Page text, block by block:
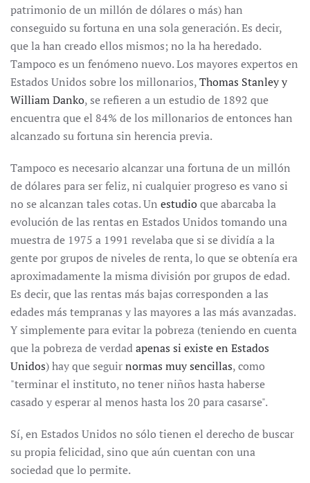
patrimonio de un millón de dólares o más) han
conseguido su fortuna en una sola generación. Es decir,
que la han creado ellos mismos; no la ha heredado.
Tampoco es un fenómeno nuevo. Los mayores expertos en
Estados Unidos sobre los millonarios,Thomas Stanley y
William Danko, se refieren a un estudio de 1892 que
encuentra que el 84% de los millonarios de entonces han
alcanzado su fortuna sin herencia previa.
Tampoco es necesario alcanzar una fortuna de un millón
de dólares para ser feliz, ni cualquier progreso es vano si
no se alcanzan tales cotas. Un estudioque abarcaba la
evolución de las rentas en Estados Unidos tomando una
muestra de 1975 a 1991 revelaba que si se dividía a la
gente por grupos de niveles de renta, lo que se obtenía era
aproximadamente la misma división por grupos de edad.
Es decir, que las rentas más bajas corresponden a las
edades más tempranas y las mayores a las más avanzadas.
Y simplemente para evitar la pobreza (teniendo en cuenta
que la pobreza de verdadapenas si existe en Estados
Unidos) hay que seguirnormas muy sencillas, como
"terminar el instituto, no tener niños hasta haberse
casado y esperar al menos hasta los 20 para casarse".
Sí, en Estados Unidos no sólo tienen el derecho de buscar
su propia felicidad, sino que aún cuentan con una
sociedad que lo permite.